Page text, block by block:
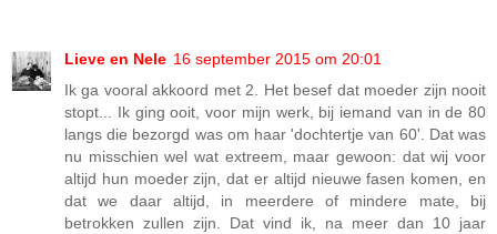
Lieve en Nele 16 september 2015 om 20:01
Ik ga vooral akkoord met 2. Het besef dat moeder zijn nooit
stopt... Ik ging ooit, voor mijn werk, bij iemand van in de 80
langs die bezorgd was om haar 'dochtertje van 60'. Dat was
nu misschien wel wat extreem, maar gewoon: dat wij voor
altijd hun moeder zijn, dat er altijd nieuwe fasen komen, en
dat we daar altijd, in meerdere of mindere mate, bij
betrokken zullen zijn. Dat vind ik, na meer dan 10 jaar